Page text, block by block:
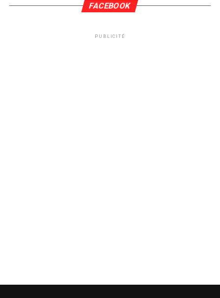
FACEBOOK
PUBLICITÉ